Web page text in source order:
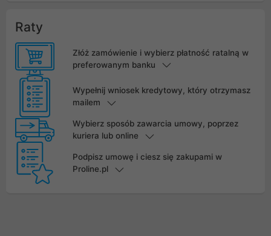
Raty
Złóż zamówienie i wybierz płatność ratalną w
preferowanym banku
Wypełnij wniosek kredytowy, który otrzymasz
mailem
Wybierz sposób zawarcia umowy, poprzez
kuriera lub online
Podpisz umowę i ciesz się zakupami w
Proline.pl